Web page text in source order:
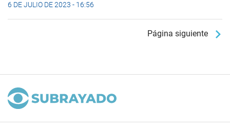
6 DE JULIO DE 2023 - 16:56
Página siguiente